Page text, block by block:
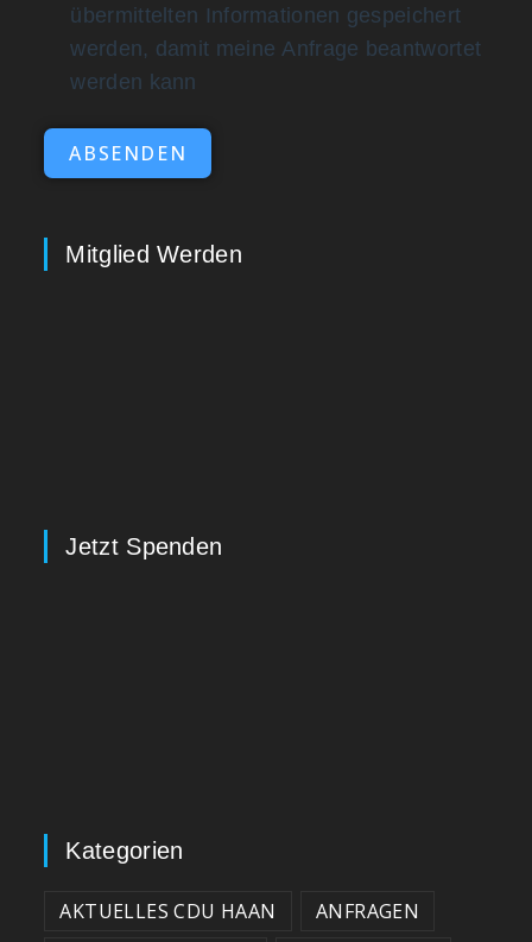
übermittelten Informationen gespeichert
werden, damit meine Anfrage beantwortet
werden kann
ABSENDEN
Mitglied Werden
Jetzt Spenden
Kategorien
AKTUELLES CDU HAAN
ANFRAGEN